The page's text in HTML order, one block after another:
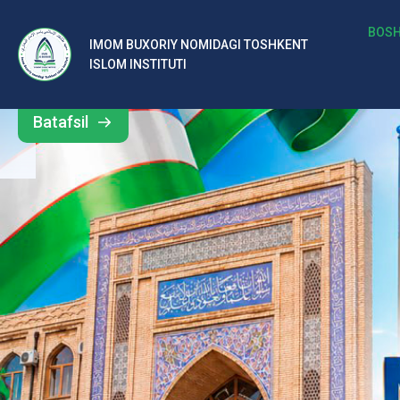
IMOM BUXORIY NOMIDAGI TOSHKENT
ISLOM INSTITUTI
b
al
ar
o‘
rt
a
si
d
Barcha
yangiliklar
Batafsil